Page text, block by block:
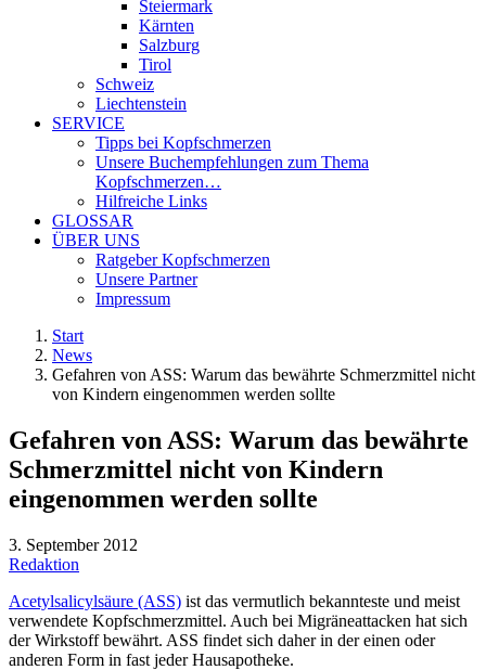
Steiermark
Kärnten
Salzburg
Tirol
Schweiz
Liechtenstein
SERVICE
Tipps bei Kopfschmerzen
Unsere Buchempfehlungen zum Thema
Kopfschmerzen…
Hilfreiche Links
GLOSSAR
ÜBER UNS
Ratgeber Kopfschmerzen
Unsere Partner
Impressum
Start
News
Gefahren von ASS: Warum das bewährte Schmerzmittel nicht
von Kindern eingenommen werden sollte
Gefahren von ASS: Warum das bewährte
Schmerzmittel nicht von Kindern
eingenommen werden sollte
3. September 2012
Redaktion
Acetylsalicylsäure (ASS) ist das vermutlich bekannteste und meist
verwendete Kopfschmerzmittel. Auch bei Migräneattacken hat sich
der Wirkstoff bewährt. ASS findet sich daher in der einen oder
anderen Form in fast jeder Hausapotheke.